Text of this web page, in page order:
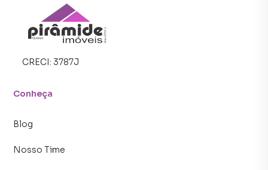
CRECI: 3787J
Conheça
Blog
Nosso Time